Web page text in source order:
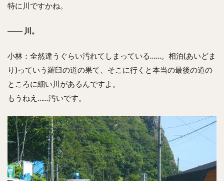
特に川ですかね。
―― 川。
小林：全然違うぐらい汚れてしまっている……。相泊(あいどま
り)っていう羅臼の道の果て、そこに行くと本当の最後の道の
ところに細い川があるんですよ。
もうねえ……汚いです。